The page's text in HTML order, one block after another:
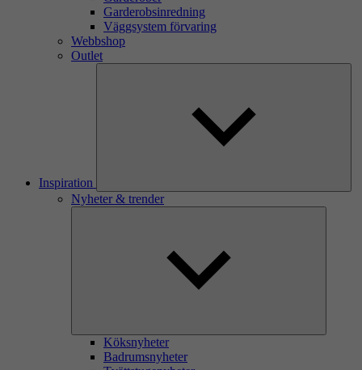
Garderobsinredning
Väggsystem förvaring
Webbshop
Outlet
Inspiration
Nyheter & trender
Köksnyheter
Badrumsnyheter